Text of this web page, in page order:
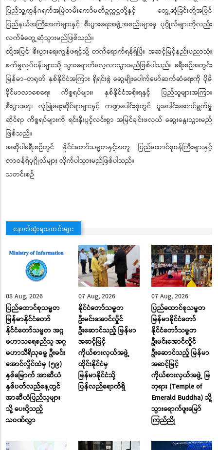
ပြည်သူ့ကွန်ဂရက်အမြဲတမ်းကော်မတီဥက္ကဋ္ဌတို့နှင့် တွေ့ဆုံခြင်းတို့အပြင်
ပြည်နယ်အကြီးအကဲများနှင့် စီးပွားရေးအဖွဲ့အစည်းများမှ ပုဂ္ဂိုလ်များကိုလည်း
လက်ခံတွေ့ဆုံသွားမည်ဖြစ်သည်။
ထို့အပြင် စီးပွားရေးကွန်ဖရင့်သို့ တက်ရောက်ရန်ရှိပြီး အဆင့်မြင့်နည်းပညာသုံး
စက်မှုလုပ်ငန်းများသို့ သွားရောက်လေ့လာသွားမည်ဖြစ်ပါသည်။ ခရီးစဉ်အတွင်း
မြန်မာ-တရုတ် နှစ်နိုင်ငံအကြား ရှိရင်းစွဲ ဆွေမျိုးပေါက်ဖော်ဆက်ဆံရေးကို ပိုမို
ခိုင်မာလာစေရေး ကိစ္စရပ်များ၊ နှစ်နိုင်ငံအစိုးရနှင့် ပြည်သူများအကြား
စီးပွားရေး၊ လုံခြုံရေးဆိုင်ရာများနှင့် ကဏ္ဍပေါင်းစုံတွင် ပူးပေါင်းဆောင်ရွက်မှု
ဆိုင်ရာ ကိစ္စရပ်များကို ရင်းနှီးပွင့်လင်းစွာ အမြင်ချင်းဖလှယ် ဆွေးနွေးသွားမည်
ဖြစ်သည်။
အဆိုပါခရီးစဉ်တွင် နိုင်ငံတော်သမ္မတနှင့်အတူ ပြည်ထောင်စုဝန်ကြီးများနှင့်
တာဝန်ရှိပုဂ္ဂိုလ်များ လိုက်ပါသွားမည်ဖြစ်ပါသည်။
သတင်းစဉ်
နောက်ဆုံးရသတင်းများ
08 Aug, 2026
ပြည်ထောင်စုသမ္မတ
မြန်မာနိုင်ငံတော်
နိုင်ငံတော်သမ္မတ အဂ္ဂ
မဟာသရေစည်သူ အဂ္ဂ
မဟာသီရိသုဓမ္မ ဦးမင်း
အောင်လှိုင်ထံမှ (၅၉)
နှစ်မြောက် အာဆီယံ
နှစ်ပတ်လည်နေ့တွင်
အာဆီယံပြည်သူများ
သို့ ပေးပို့သည့်
သဝဏ်လွှာ
07 Aug, 2026
နိုင်ငံတော်သမ္မတ
ဦးမင်းအောင်လှိုင်
ဦးဆောင်သည့် မြန်မာ
အဆင့်မြင့်
ကိုယ်စားလှယ်အဖွဲ့
ထိုင်းနိုင်ငံမှ
မြန်မာနိုင်ငံသို့
ပြန်လည်ရောက်ရှိ
07 Aug, 2026
ပြည်ထောင်စုသမ္မတ
မြန်မာနိုင်ငံတော်
နိုင်ငံတော်သမ္မတ
ဦးမင်းအောင်လှိုင်
ဦးဆောင်သည့် မြန်မာ
အဆင့်မြင့်
ကိုယ်စားလှယ်အဖွဲ့ မြ
ဘုရား (Temple of
Emerald Buddha) သို့
သွားရောက်ဖူးမြော်
ကြည်ညို